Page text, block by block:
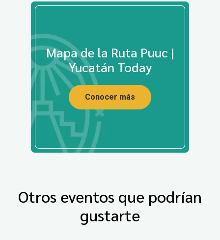
Mapa de la Ruta Puuc |
Yucatán Today
Conocer más
Otros eventos que podrían
gustarte